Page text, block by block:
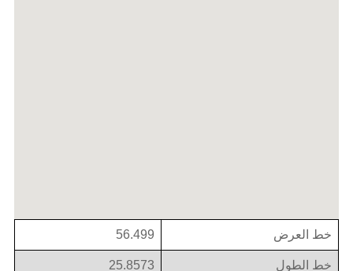
خط العرض 56.499
خط الطول 25.8573